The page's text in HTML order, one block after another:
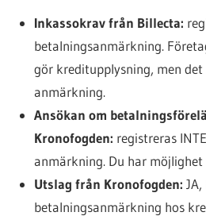
Inkassokrav från Billecta:
betalningsanmärkning.
gör kreditupplysning, men
anmärkning.
Ansökan om
Kronofogden: registreras
anmärkning. Du har
Utslag från Kronofogden:
betalningsanmärkning hos